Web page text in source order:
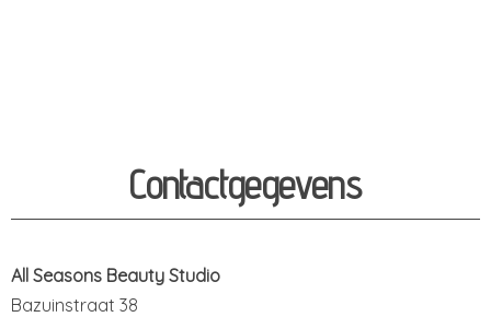
Contactgegevens
All Seasons Beauty Studio
Bazuinstraat 38